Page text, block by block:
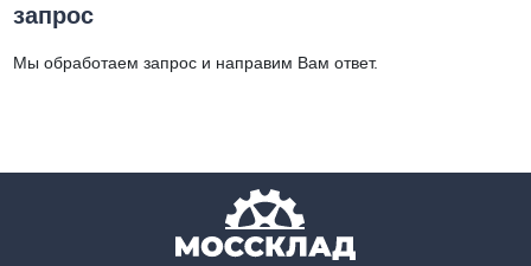
запрос
Мы обработаем запрос и направим Вам ответ.